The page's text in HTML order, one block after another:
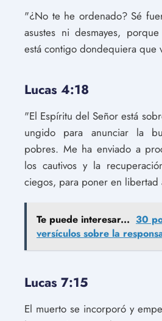
"¿No te he ordenado? Sé
asustes ni desmayes,
está contigo dondequiera que
Lucas 4:18
"El Espíritu del Señor está
ungido para anunciar la
pobres. Me ha enviado a
los cautivos y la
ciegos, para poner en
Te puede interesar... 30
versículos sobre la
Lucas 7:15
El muerto se incorporó y